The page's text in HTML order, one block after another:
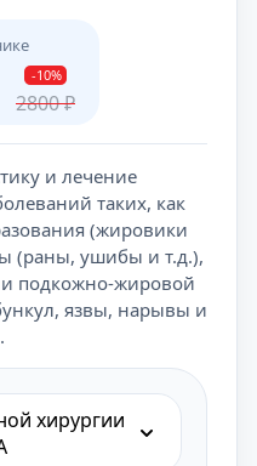
-10%
2800₽
и лечение
таких, как
(жировики
(раны, ушибы и т.д.),
подкожно-жировой
язвы, нарывы и
хирургии